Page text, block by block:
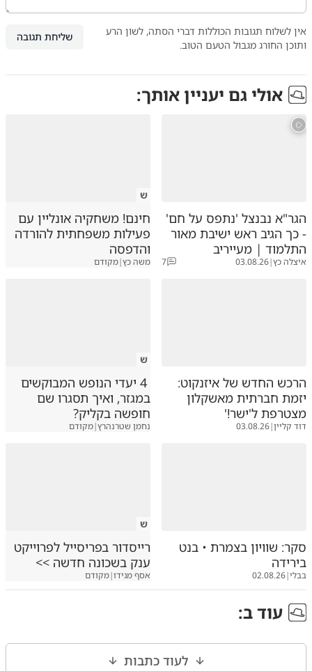
אין לשלוח תגובות הכוללות דברי הסתה, לשון הרע
ותוכן החורג מגבול הטעם הטוב.
שליחת תגובה
אולי גם יעניין אותך:
הגר"א נבנצל 'נתפס על חם'
- כך הגיב ראש ישיבת מאור
התלמוד | מעייריב
איצלה כץ|
03.08.26
7
ש
חינם! משחקיה אונליין עם
פעילות משפחתית להורדה
והדפסה
משה כץ|מקודם
הרכש החדש של איזנקוט:
יזמת חברתית מאשקלון
מצטרפת ל'ישר!'
דוד קליין|
03.08.26
ש
4 יעדי הנופש המבוקשים
במגזר, ואיך תסגרו שם
חופשה בקליק?
נחמן שטרנהרץ|מקודם
סקר: שוויון בצמרת • בנט
בירידה
בבלי|
02.08.26
ש
רייסדור בפריסייל לפרוייקט
ענק בשכונה חדשה >>
אסף מגידו|מקודם
עוד ב:
לעוד כתבות